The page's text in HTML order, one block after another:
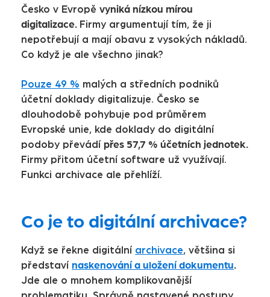
Česko v Evropě vyniká nízkou mírou
digitalizace. Firmy argumentují tím, že ji
nepotřebují a mají obavu z vysokých nákladů.
Co když je ale všechno jinak?
Pouze 49 % malých a středních podniků
účetní doklady digitalizuje. Česko se
dlouhodobě pohybuje pod průměrem
Evropské unie, kde doklady do digitální
podoby převádí přes 57,7 % účetních jednotek.
Firmy přitom účetní software už využívají.
Funkci archivace ale přehlíží.
Co je to digitální archivace?
Když se řekne digitální archivace, většina si
představí naskenování a uložení dokumentu.
Jde ale o mnohem komplikovanější